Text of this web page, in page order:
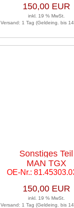
150,00 EUR
inkl. 19 % MwSt.
Versand: 1 Tag (Geldeing. bis
Sonstiges Teil
MAN TGX
OE-Nr.:
150,00 EUR
inkl. 19 % MwSt.
Versand: 1 Tag (Geldeing. bis